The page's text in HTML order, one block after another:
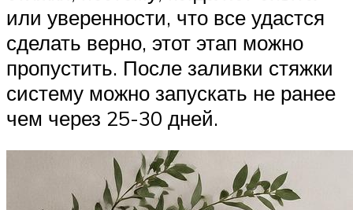
или уверенности, что все удастся
сделать верно, этот этап можно
пропустить. После заливки стяжки
систему можно запускать не ранее
чем через 25-30 дней.